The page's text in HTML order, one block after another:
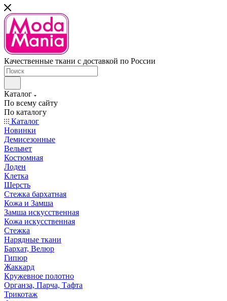
Качественные ткани с доставкой по России
Каталог
По всему сайту
По каталогу
Каталог
Новинки
Демисезонные
Вельвет
Костюмная
Лоден
Клетка
Шерсть
Стежка бархатная
Кожа и Замша
Замша искусственная
Кожа искусственная
Стежка
Нарядные ткани
Бархат, Велюр
Гипюр
Жаккард
Кружевное полотно
Органза, Парча, Тафта
Трикотаж